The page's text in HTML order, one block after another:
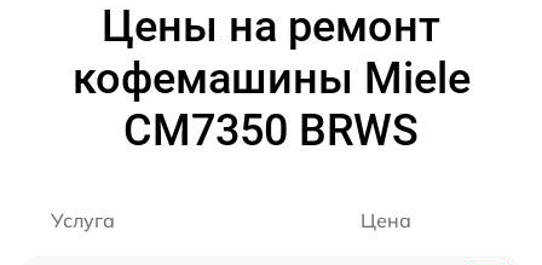
Цены на ремонт
кофемашины Miele
CM7350 BRWS
Услуга Цена